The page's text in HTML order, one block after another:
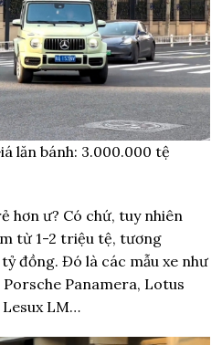
lăn bánh: 3.000.000 tệ
hơn ư? Có chứ, tuy nhiên
từ 1-2 triệu tệ, tương
đồng. Đó là các mẫu xe như
Panamera, Lotus
Lesux LM…